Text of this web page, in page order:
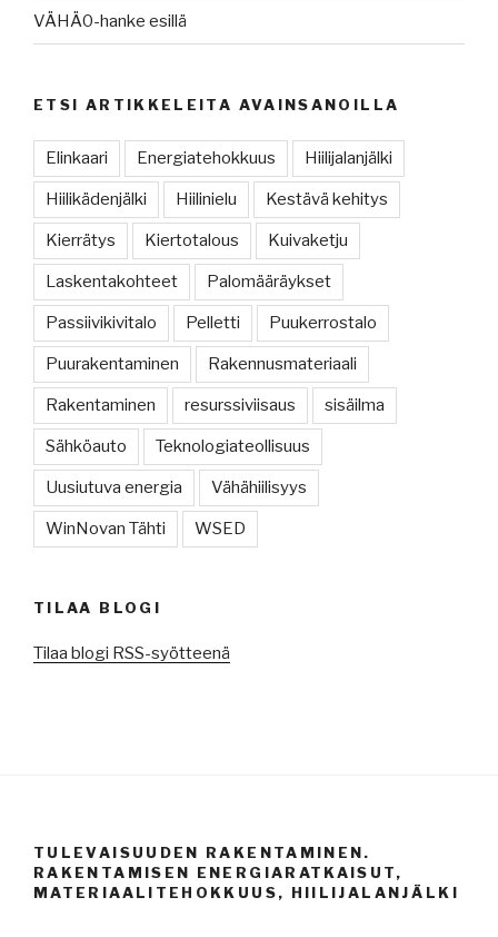
VÄHÄ0-hanke esillä
ETSI ARTIKKELEITA AVAINSANOILLA
Elinkaari Energiatehokkuus Hiilijalanjälki
Hiilikädenjälki Hiilinielu Kestävä kehitys
Kierrätys Kiertotalous Kuivaketju
Laskentakohteet Palomääräykset
Passiivikivitalo Pelletti Puukerrostalo
Puurakentaminen Rakennusmateriaali
Rakentaminen resurssiviisaus sisäilma
Sähköauto Teknologiateollisuus
Uusiutuva energia Vähähiilisyys
WinNovan Tähti WSED
TILAA BLOGI
Tilaa blogi RSS-syötteenä
TULEVAISUUDEN RAKENTAMINEN.
RAKENTAMISEN ENERGIARATKAISUT,
MATERIAALITEHOKKUUS, HIILIJALANJÄLKI